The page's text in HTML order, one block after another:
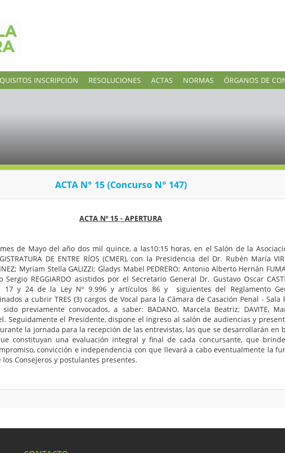
INSCRIPCIÓN RESOLUCIONES ACTAS NORMAS ÓRGANOS DE
ACTA N° 15 (Concurso N° 147)
ACTA Nº 15 - APERTURA
de Mayo del año dos mil quince, a las10:15 horas, en el Salón de la
DE ENTRE RÍOS (CMER), con la Presidencia del Dr. Rubén María
Myriam Stella GALIZZI; Gladys Mabel PEDRERO; Antonio Alberto Hernán
Sergio REGGIARDO asistidos por el Secretario General Dr. Gustavo Oscar
17 y 24 de la Ley Nº 9.996 y artículos 86 y siguientes del Reglamento
a cubrir TRES (3) cargos de Vocal para la Cámara de Casación Penal -
previamente convocados, a saber: BADANO, Marcela Beatriz; DAVITE,
Seguidamente el Presidente, dispone el ingreso al salón de audiencias y
la jornada para la recepción de las entrevistas, las que se desarrollarán en
constituyan una evaluación integral y final de cada concursante, que
convicción e independencia con que llevará a cabo eventualmente la
Consejeros y postulantes presentes.